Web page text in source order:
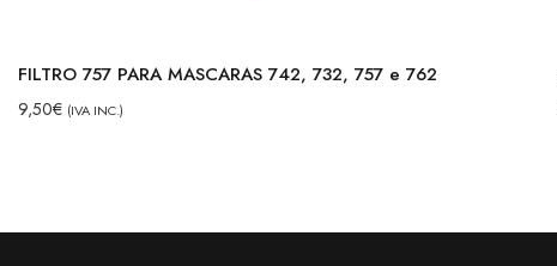
FILTRO 757 PARA MASCARAS 742, 732, 757 e 762
9,50€ (IVA INC.)